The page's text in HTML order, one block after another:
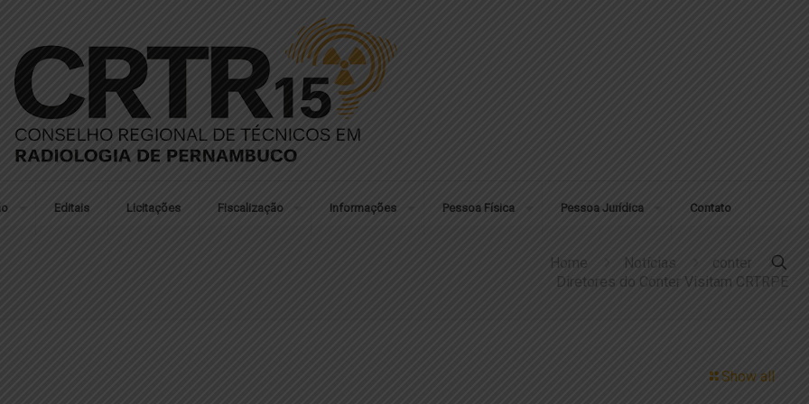
Editais Licitações Fiscalização Informações Pessoa Física Pessoa Jurídica Contato
Home Notícias
conter
Diretores do Conter Visitam CRTRPE
Show all